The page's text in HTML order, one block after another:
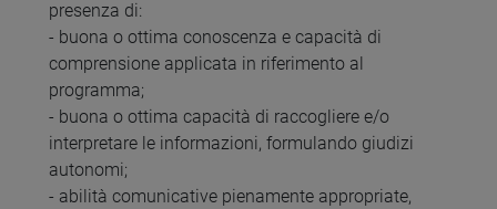
presenza di:
- buona o ottima conoscenza e capacità di
comprensione applicata in riferimento al
programma;
- buona o ottima capacità di raccogliere e/o
interpretare le informazioni, formulando giudizi
autonomi;
- abilità comunicative pienamente appropriate,